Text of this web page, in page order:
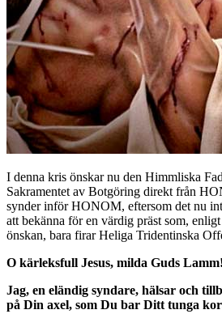
I denna kris önskar nu den Himmliska
Sakramentet av Botgöring direkt från
synder inför HONOM, eftersom det nu
att bekänna för en värdig präst som,
önskan, bara firar Heliga Tridentinska
O kärleksfull Jesus, milda Guds Lamm!
Jag, en eländig syndare, hälsar och
på Din axel, som Du bar Ditt tunga